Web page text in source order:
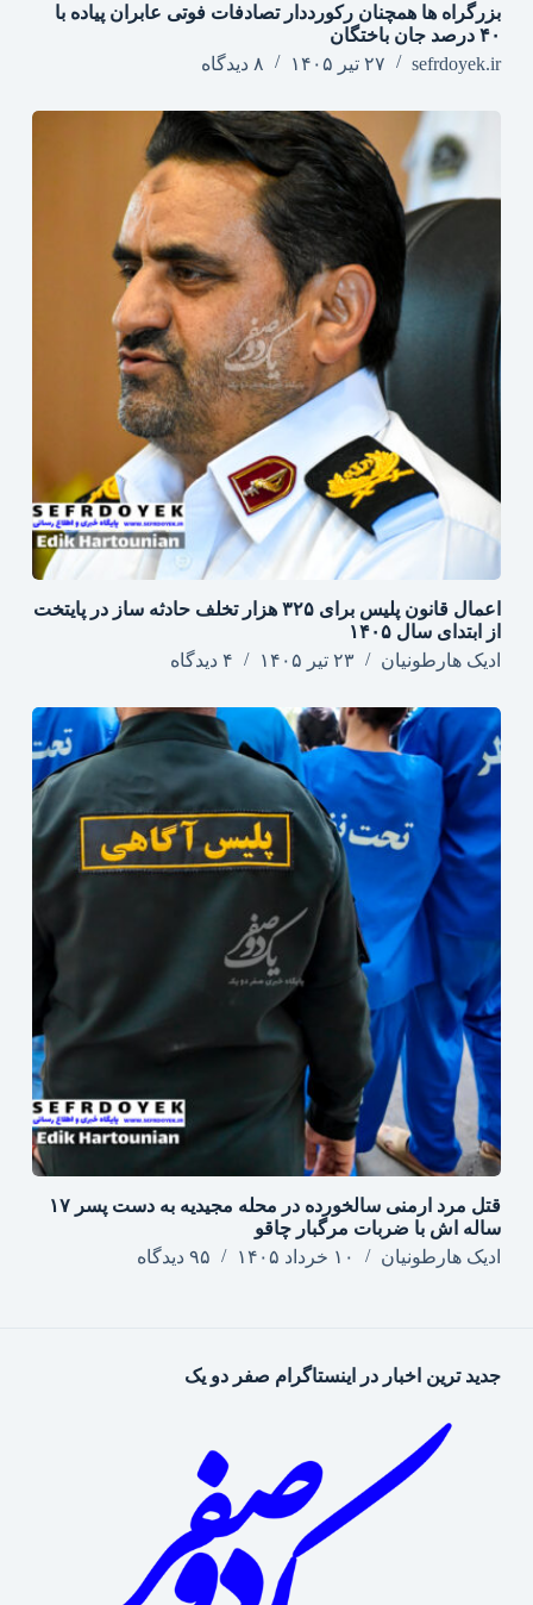
بزرگراه‌ ها همچنان رکورددار تصادفات فوتی عابران پیاده با
۴۰ درصد جان‌ باختگان
sefrdoyek.ir
۲۷ تیر ۱۴۰۵ ۸ دیدگاه
اعمال قانون پلیس برای ۳۲۵ هزار تخلف حادثه ساز در پایتخت
از ابتدای سال ۱۴۰۵
ادیک هارطونیان
۲۳ تیر ۱۴۰۵ ۴ دیدگاه
قتل مرد ارمنی سالخورده در محله مجیدیه به دست پسر ۱۷
ساله اش با ضربات مرگبار چاقو
ادیک هارطونیان
۱۰ خرداد ۱۴۰۵ ۹۵ دیدگاه
جدید ترین اخبار در اینستاگرام صفر دو یک